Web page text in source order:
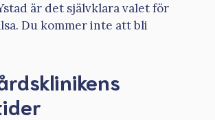
är det självklara valet för
Du kommer inte att bli